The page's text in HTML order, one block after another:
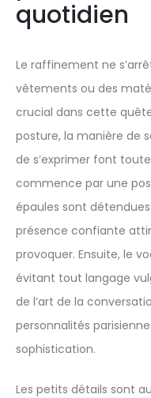
quotidien
Le raffinement ne
vêtements ou des
crucial dans cette
posture, la manière de
de s’exprimer font
commence par une
épaules sont
présence confiante
provoquer. Ensuite, le
évitant tout langage
de l’art de la
personnalités
sophistication.
Les petits détails sont